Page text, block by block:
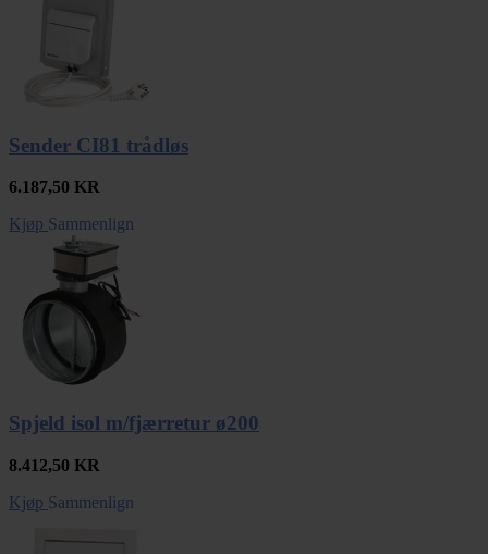
Sender CI81 trådløs
6.187,50 KR
Kjøp Sammenlign
Spjeld isol m/fjærretur ø200
8.412,50 KR
Kjøp Sammenlign